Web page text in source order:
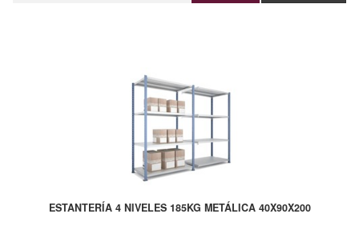
ESTANTERÍA 4 NIVELES 185KG METÁLICA 40X90X200